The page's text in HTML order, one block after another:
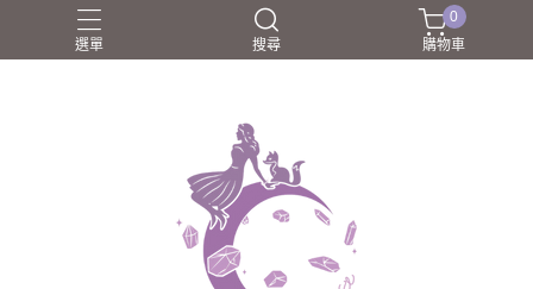
選單 搜尋
團購商品 所長嚴選好物
0
購物車